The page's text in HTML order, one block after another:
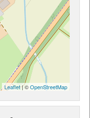
Leaflet| ©OpenStreetMap